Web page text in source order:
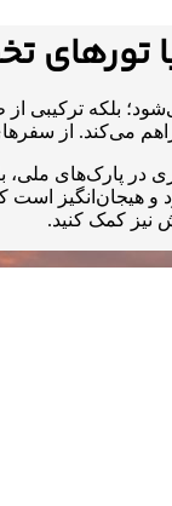
تورهای
بلکه
می‌کند. از
در پارک‌های
هیجان‌انگیز است
کمک کنید.